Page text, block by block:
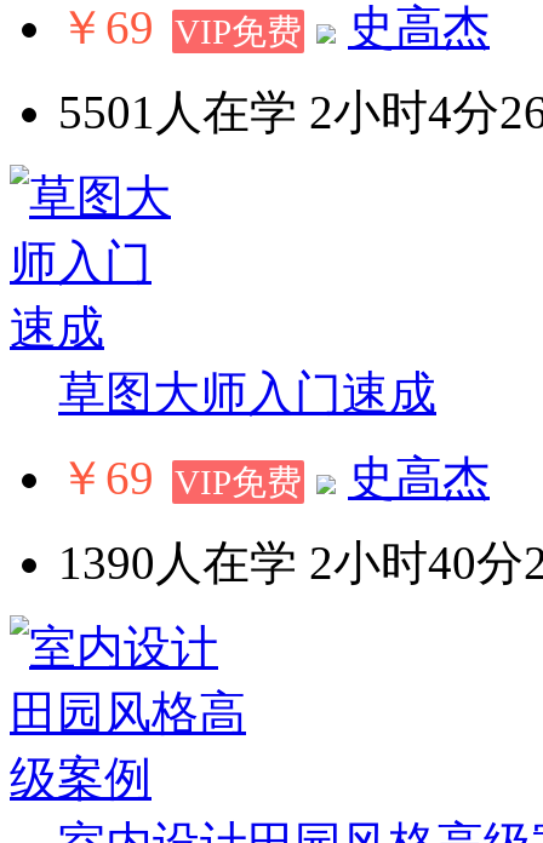
￥69 VIP免费
史高杰
5501人在学 2小时4分
草图大师入门速成
￥69 VIP免费
史高杰
1390人在学 2小时40分